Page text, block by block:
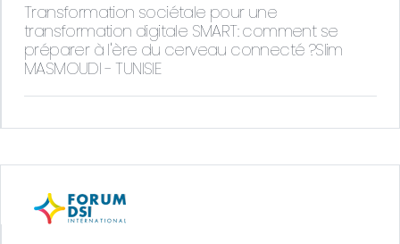
Transformation sociétale pour une
transformation digitale SMART: comment se
préparer à l'ère du cerveau connecté ?Slim
MASMOUDI - TUNISIE